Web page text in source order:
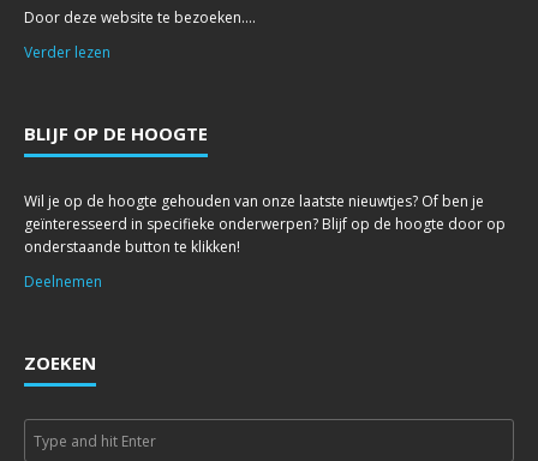
Door deze website te bezoeken....
Verder lezen
BLIJF OP DE HOOGTE
Wil je op de hoogte gehouden van onze laatste nieuwtjes? Of ben je
geïnteresseerd in specifieke onderwerpen? Blijf op de hoogte door op
onderstaande button te klikken!
Deelnemen
ZOEKEN